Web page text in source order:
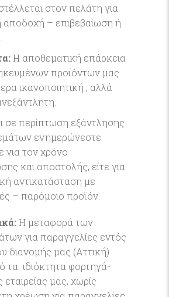
στον πελάτη για
αποδοχή – επιβεβαίωση ή
Η αποθεματική επάρκεια
προϊόντων μας
ικανοποιητική , αλλά
σε περίπτωση εξάντλησης
ενημερώνεστε
για τον χρόνο
και αποστολής, είτε για
αντικατάσταση με
– παρόμοιο προϊόν.
Η μεταφορά των
για παραγγελίες εντός
διανομής μας (Αττική)
τα ιδιόκτητα φορτηγά-
εταιρείας μας, χωρίς